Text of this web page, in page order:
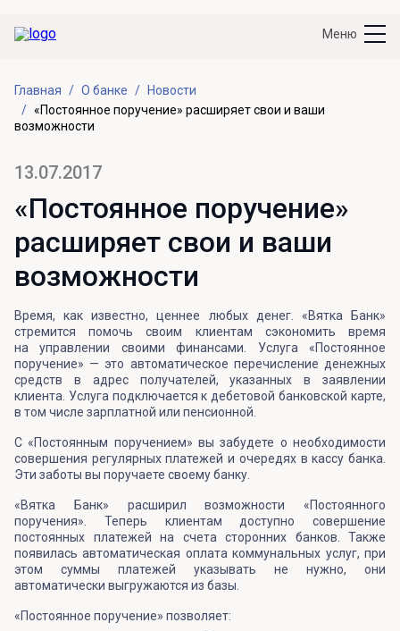
Меню
Главная О банке
Новости
«Постоянное поручение» расширяет свои и ваши
возможности
13.07.2017
«Постоянное поручение»
расширяет свои и ваши
возможности
Время, как известно, ценнее любых денег. «Вятка Банк»
стремится помочь своим клиентам сэкономить время
на управлении своими финансами. Услуга «Постоянное
поручение» — это автоматическое перечисление денежных
средств в адрес получателей, указанных в заявлении
клиента. Услуга подключается к дебетовой банковской карте,
в том числе зарплатной или пенсионной.
С «Постоянным поручением» вы забудете о необходимости
совершения регулярных платежей и очередях в кассу банка.
Эти заботы вы поручаете своему банку.
«Вятка Банк» расширил возможности «Постоянного
поручения». Теперь клиентам доступно совершение
постоянных платежей на счета сторонних банков. Также
появилась автоматическая оплата коммунальных услуг, при
этом суммы платежей указывать не нужно, они
автоматически выгружаются из базы.
«Постоянное поручение» позволяет: